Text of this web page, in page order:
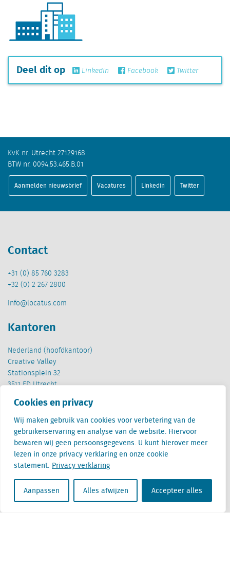
Cookies en privacy
Wij maken gebruik van cookies voor verbetering van de
gebruikerservaring en analyse van de website. Hiervoor
bewaren wij geen persoonsgegevens. U kunt hierover meer
lezen in onze privacy verklaring en onze cookie
statement. Privacy verklaring
Aanpassen Alles afwijzen Accepteer alles
Deel dit op Linkedin Facebook Twitter
KvK nr. Utrecht 27129168
BTW nr. 0094.53.465.B.01
Aanmelden nieuwsbrief Vacatures Linkedin Twitter
Contact
+31 (0) 85 760 3283
+32 (0) 2 267 2800
info@locatus.com
Kantoren
Nederland (hoofdkantoor)
Creative Valley
Stationsplein 32
3511 ED Utrecht
België
Cantersteen 47
1000 Brussel
Locatus B.V. and Locatus Belgie B.V. are wholly-owned subsidiaries of Green Street